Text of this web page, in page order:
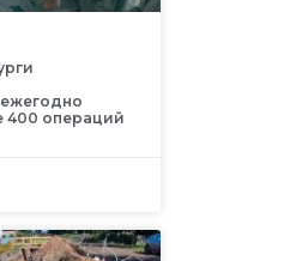
400 операций